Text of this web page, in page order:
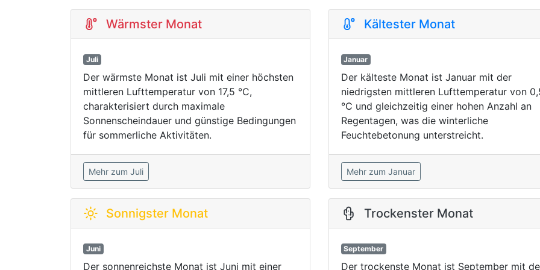
Wärmster Monat
Juli
Der wärmste Monat ist Juli mit einer höchsten
mittleren Lufttemperatur von 17,5 °C,
charakterisiert durch maximale
Sonnenscheindauer und günstige Bedingungen
für sommerliche Aktivitäten.
Mehr zum Juli
Kältester Monat
Januar
Der kälteste Monat ist Januar mit der
niedrigsten mittleren Lufttemperatur von
°C und gleichzeitig einer hohen Anzahl an
Regentagen, was die winterliche
Feuchtebetonung unterstreicht.
Mehr zum Januar
Sonnigster Monat
Juni
Der sonnenreichste Monat ist Juni mit einer
Trockenster Monat
September
Der trockenste Monat ist September mit